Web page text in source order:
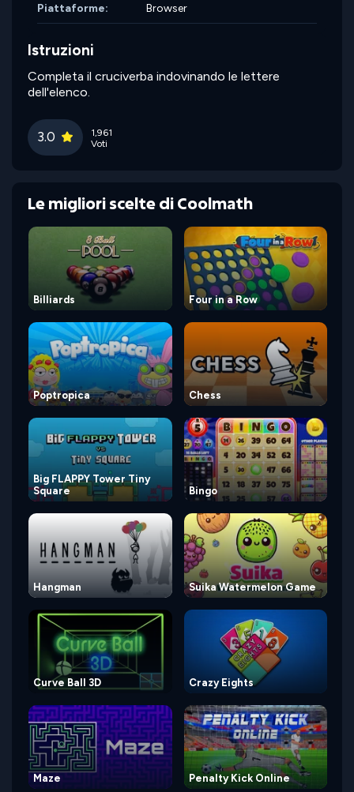
Piattaforme:
Browser
Istruzioni
Completa il cruciverba indovinando le lettere
dell'elenco.
3.0
1,961
Voti
Le migliori scelte di Coolmath
Billiards Four in a Row
Poptropica Chess
Big FLAPPY Tower Tiny
Square
Bingo
Hangman Suika Watermelon Game
Curve Ball 3D Crazy Eights
Maze Penalty Kick Online